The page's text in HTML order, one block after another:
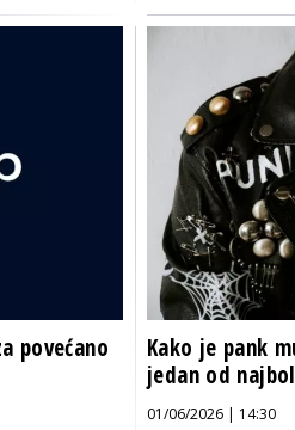
povećano
Kako je pank
jedan od
01/06/2026 | 14:30